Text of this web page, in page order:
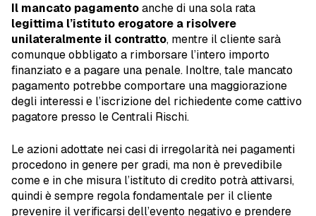
Il mancato pagamentoanche di una sola rata
legittima l’istituto erogatore a risolvere
unilateralmente il contratto, mentre il cliente sarà
comunque obbligato a rimborsare l’intero importo
finanziato e a pagare una penale. Inoltre, tale mancato
pagamento potrebbe comportare una maggiorazione
degli interessi e l’iscrizione del richiedente come cattivo
pagatore presso le Centrali Rischi.
Le azioni adottate nei casi di irregolarità nei pagamenti
procedono in genere per gradi, ma non è prevedibile
come e in che misura l’istituto di credito potrà attivarsi,
quindi è sempre regola fondamentale per il cliente
prevenire il verificarsi dell’evento negativo e prendere